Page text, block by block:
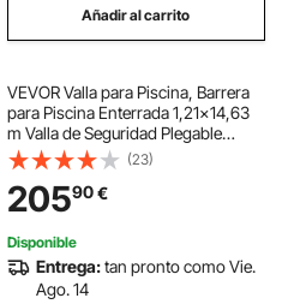
Añadir al carrito
VEVOR Valla para Piscina, Barrera
para Piscina Enterrada 1,21x14,63
m Valla de Seguridad Plegable
Desmontable Varilla de Aluminio
Tejido de Malla de PVC Teslin 340
g/m² para Protección Niños
Mascotas
(23)
20590€
Disponible
Entrega:tan pronto como Vie.
Ago. 14